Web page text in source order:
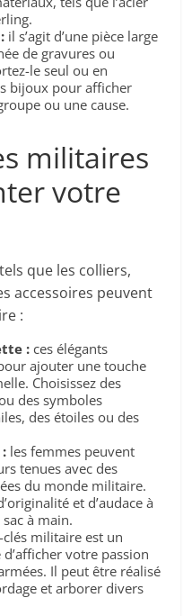
il s’agit d’une pièce large
de gravures ou
le seul ou en
bijoux pour afficher
ou une cause.
militaires
votre
que les colliers,
accessoires peuvent
:
: ces élégants
ajouter une touche
Choisissez des
des symboles
des étoiles ou des
les femmes peuvent
tenues avec des
du monde militaire.
et d’audace à
à main.
militaire est un
votre passion
Il peut être réalisé
et arborer divers